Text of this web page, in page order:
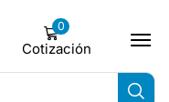
0
Cotización